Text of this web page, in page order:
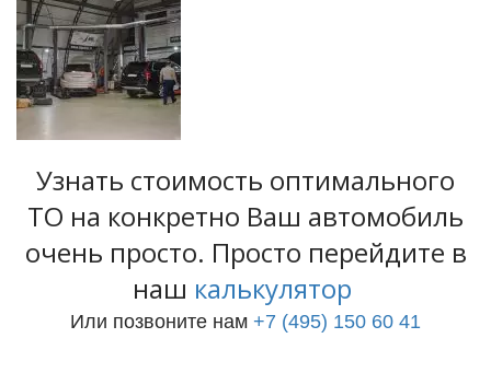
Узнать стоимость оптимального
ТО на конкретно Ваш автомобиль
очень просто. Просто перейдите в
наш калькулятор
Или позвоните нам +7 (495) 150 60 41